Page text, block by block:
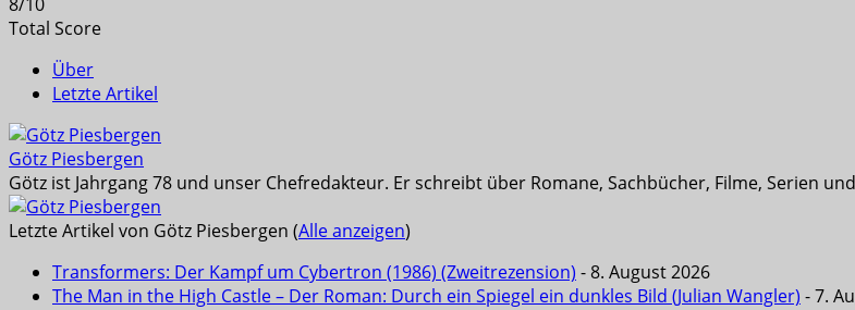
Total Score
Über
Letzte Artikel
Götz Piesbergen
Götz ist Jahrgang 78 und unser Chefredakteur. Er schreibt über Romane, Sachbücher, Filme, Serien
Letzte Artikel von Götz Piesbergen (Alle anzeigen)
Transformers: Der Kampf um Cybertron (1986) (Zweitrezension) - 8. August 2026
The Man in the High Castle – Der Roman: Durch ein Spiegel ein dunkles Bild (Julian Wangler) - 7.